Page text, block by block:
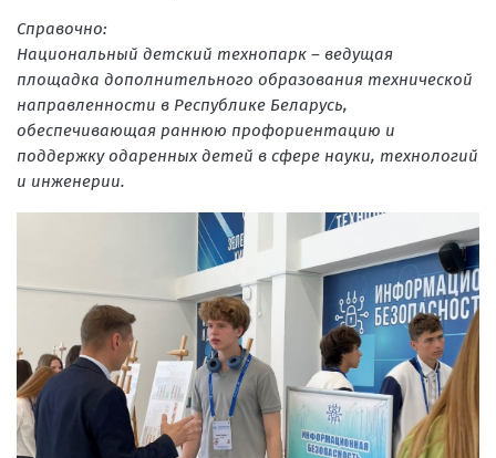
Справочно:
Национальный детский технопарк – ведущая
площадка дополнительного образования технической
направленности в Республике Беларусь,
обеспечивающая раннюю профориентацию и
поддержку одаренных детей в сфере науки, технологий
и инженерии.